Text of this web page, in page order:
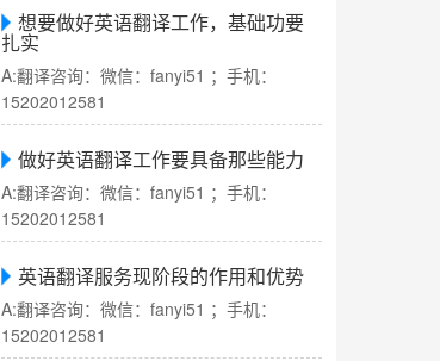
想要做好英语翻译工作，基础功要
扎实
A:翻译咨询：微信：fanyi51 ；手机：
15202012581
做好英语翻译工作要具备那些能力
A:翻译咨询：微信：fanyi51 ；手机：
15202012581
英语翻译服务现阶段的作用和优势
A:翻译咨询：微信：fanyi51 ；手机：
15202012581